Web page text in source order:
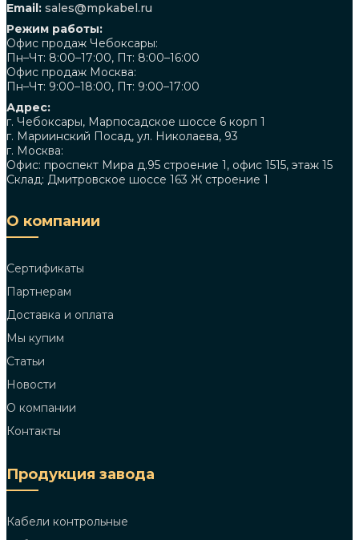
Email: sales@mpkabel.ru
Режим работы:
Офис продаж Чебоксары:
Пн–Чт: 8:00–17:00, Пт: 8:00–16:00
Офис продаж Москва:
Пн–Чт: 9:00–18:00, Пт: 9:00–17:00
Адрес:
г. Чебоксары, Марпосадское шоссе 6 корп 1
г. Мариинский Посад, ул. Николаева, 93
г. Москва:
Офис: проспект Мира д.95 строение 1, офис 1515, этаж 15
Склад: Дмитровское шоссе 163 Ж строение 1
О компании
Сертификаты
Партнерам
Доставка и оплата
Мы купим
Статьи
Новости
О компании
Контакты
Продукция завода
Кабели контрольные